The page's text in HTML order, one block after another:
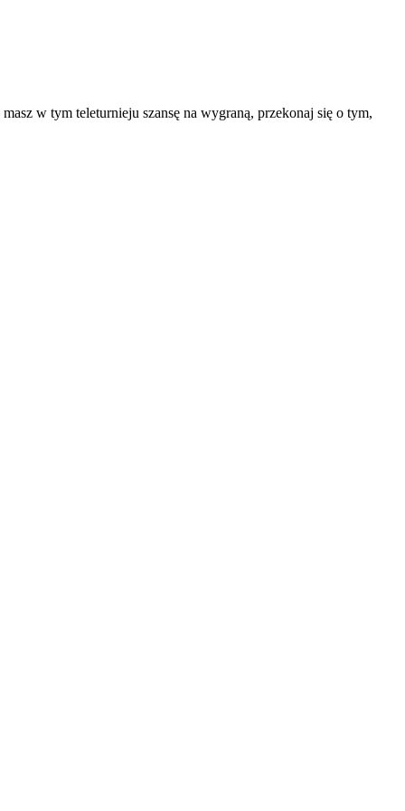
w tym teleturnieju szansę na wygraną, przekonaj się o tym,